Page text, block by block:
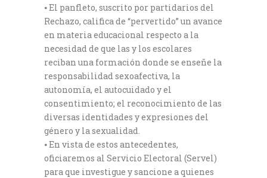
⦁ El panfleto, suscrito por partidarios del
Rechazo, califica de “pervertido” un avance
en materia educacional respecto a la
necesidad de que las y los escolares
reciban una formación donde se enseñe la
responsabilidad sexoafectiva, la
autonomía, el autocuidado y el
consentimiento; el reconocimiento de las
diversas identidades y expresiones del
género y la sexualidad.
⦁ En vista de estos antecedentes,
oficiaremos al Servicio Electoral (Servel)
para que investigue y sancione a quienes